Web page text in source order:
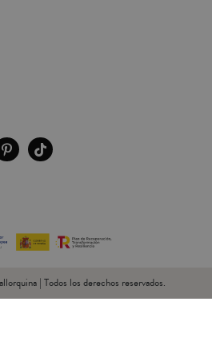
| Todos los derechos reservados.